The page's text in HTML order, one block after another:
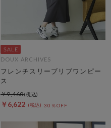
DOUX ARCHIVES
フレンチスリーブリブワンピー
ス
￥6,622 30％OFF
￥9,460